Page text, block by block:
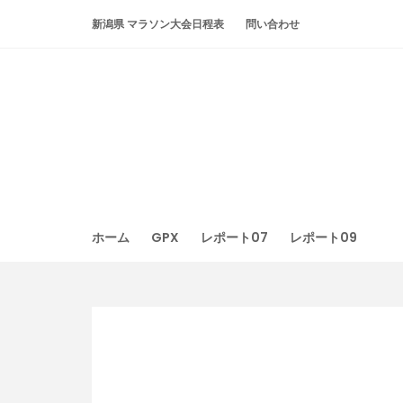
新潟県 マラソン大会日程表 問い合わせ
ホーム GPX レポート07 レポート09